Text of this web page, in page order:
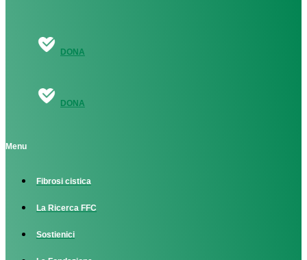
DONA
DONA
Menu
Fibrosi cistica
La Ricerca FFC
Sostienici